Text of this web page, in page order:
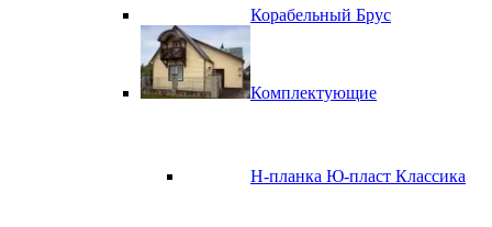
Корабельный Брус
Комплектующие
H-планка Ю-пласт Классика